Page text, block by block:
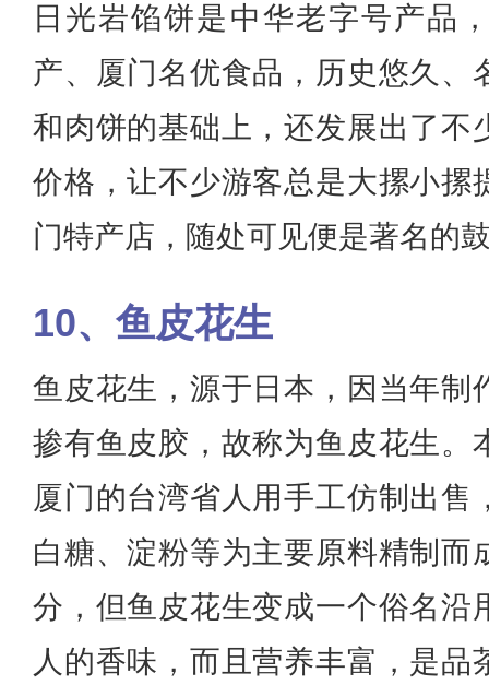
日光岩馅饼是中华老字号产品
产、厦门名优食品，历史悠久、
和肉饼的基础上，还发展出了不
价格，让不少游客总是大摞小摞
门特产店，随处可见便是著名的
鱼皮花生
鱼皮花生，源于日本，因当年制
掺有鱼皮胶，故称为鱼皮花生。
厦门的台湾省人用手工仿制出售
白糖、淀粉等为主要原料精制而
分，但鱼皮花生变成一个俗名沿
人的香味，而且营养丰富，是品